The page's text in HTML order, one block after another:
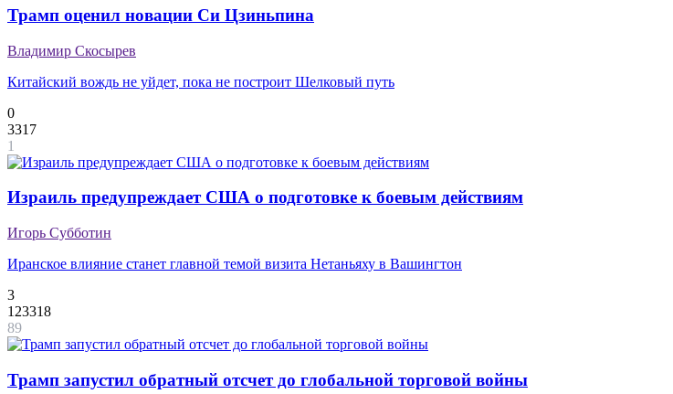
Трамп оценил новации Си Цзиньпина
Владимир Скосырев
Китайский вождь не уйдет, пока не построит Шелковый путь
0
3317
1
Израиль предупреждает США о подготовке к боевым действиям
Игорь Субботин
Иранское влияние станет главной темой визита Нетаньяху в Вашингтон
3
123318
89
Трамп запустил обратный отсчет до глобальной торговой войны